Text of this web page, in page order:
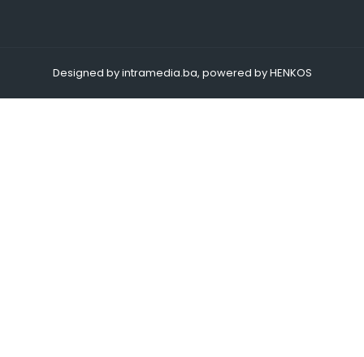
Designed by intramedia.ba, powered by HENKOS